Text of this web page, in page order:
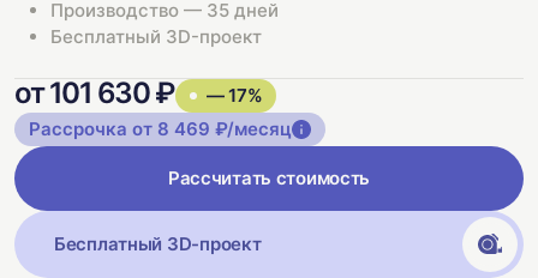
Производство — 35 дней
Бесплатный 3D-проект
от 101 630 ₽
— 17%
Рассрочка от 8 469 ₽/месяц
Рассчитать стоимость
Бесплатный 3D-проект